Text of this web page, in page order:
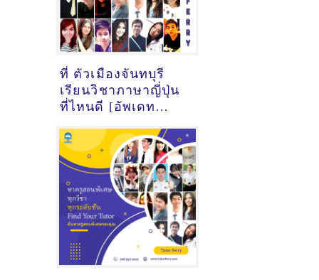
ที่ ตัวเมืองจันทบุรี
เรียนวิชาภาษาญี่ปุ่น
ที่ไหนดี [อัพเดท
ญี่ปุ่นเมื่อ15/10/2024,
7:19:57]